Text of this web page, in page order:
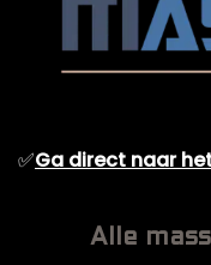
✅Ga direct naar
Alle